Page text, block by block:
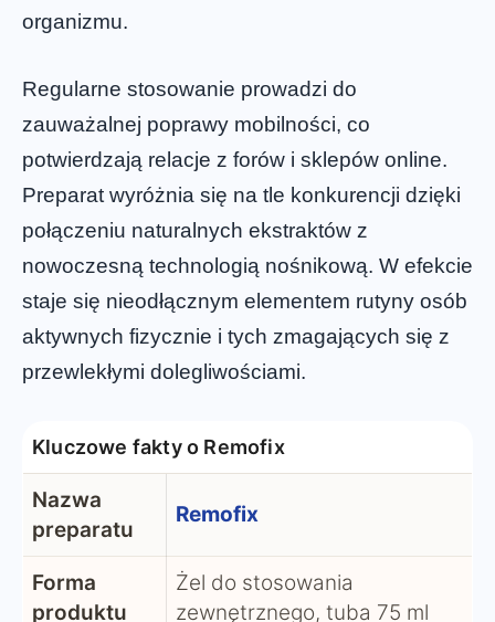
organizmu.
Regularne stosowanie prowadzi do
zauważalnej poprawy mobilności, co
potwierdzają relacje z forów i sklepów online.
Preparat wyróżnia się na tle konkurencji dzięki
połączeniu naturalnych ekstraktów z
nowoczesną technologią nośnikową. W efekcie
staje się nieodłącznym elementem rutyny osób
aktywnych fizycznie i tych zmagających się z
przewlekłymi dolegliwościami.
Kluczowe fakty o Remofix
Nazwa
preparatu
Remofix
Forma
produktu
Żel do stosowania
zewnętrznego, tuba 75 ml